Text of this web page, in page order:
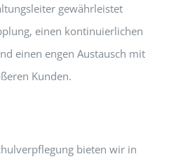
gewährleistet
einen kontinuierlichen
einen engen Austausch mit
Kunden.
bieten wir in